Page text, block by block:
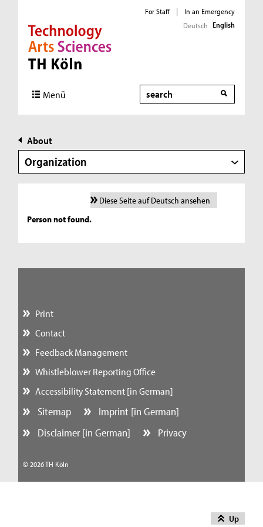
Direkt zur Hauptnavigation
Direkt zur Subnavigation
Direkt zum Inhalt
Direkt zum Fußbereich
For Staff |
In an Emergency
Deutsch English
Menü Search
About
Organization
Diese Seite auf Deutsch ansehen
Person not found.
Up
Print
Contact
Feedback Management
Whistleblower Reporting Office
Accessibility Statement [in German]
Sitemap
Imprint [in German]
Disclaimer [in German]
Privacy
© 2026 TH Köln